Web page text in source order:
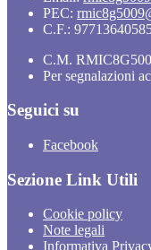
PEC:
C.F.:
C.M.
Per segnalazioni
Seguici su
Facebook
Sezione Link Utili
Cookie policy
Note legali
Informativa